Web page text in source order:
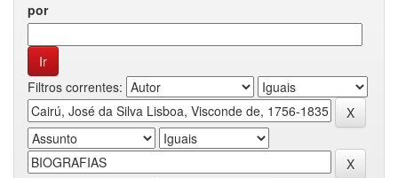
por
Filtros correntes: